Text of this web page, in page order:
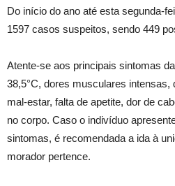
Do início do ano até esta segunda-
1597 casos suspeitos, sendo 449
Atente-se aos principais sintomas
38,5°C, dores musculares
mal-estar, falta de apetite, dor de
no corpo. Caso o indivíduo
sintomas, é recomendada a ida à
morador pertence.